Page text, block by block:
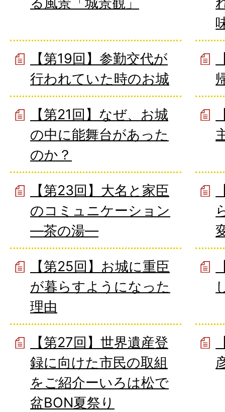
【第19回】参勤交代が
行われていた時のお城
【第21回】なぜ、お城
の中に能舞台があった
のか？
【第23回】大名と家臣
のコミュニケーション
―茶の湯―
【第25回】お城に重臣
が暮らすようになった
理由
【第27回】世界遺産登
録に向けた市民の取組
をご紹介ーいろは松で
盆BON夏祭り